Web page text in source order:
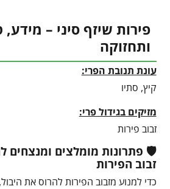
פירות שיזף סיני – מידע,
ותחזוקה
עונת תנובת הפרי:
קיץ, סתיו
מזיקים בגידול פרי:
זבוב פירות
🛡️ פתרונות מומלצים ומנצחים
זבוב הפירות
כדי למנוע מזבוב הפירות להרוס את